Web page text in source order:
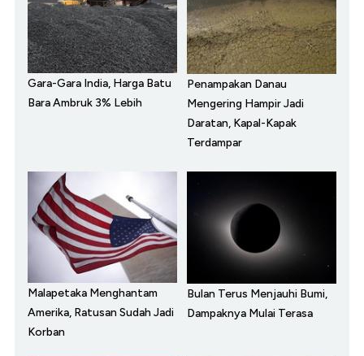
Gara-Gara India, Harga Batu
Bara Ambruk 3% Lebih
Penampakan Danau
Mengering Hampir Jadi
Daratan, Kapal-Kapak
Terdampar
Malapetaka Menghantam
Amerika, Ratusan Sudah Jadi
Korban
Bulan Terus Menjauhi Bumi,
Dampaknya Mulai Terasa